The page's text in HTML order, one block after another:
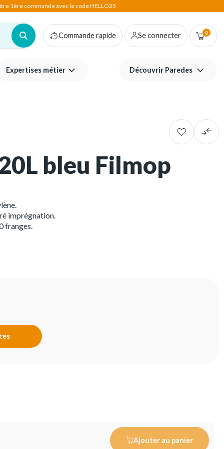
1ère commande avec le code HELLO25
Commande rapide Se connecter 0
Expertises métier Découvrir Paredes
bleu Filmop
imprégnation.
franges.
Ajouter au panier